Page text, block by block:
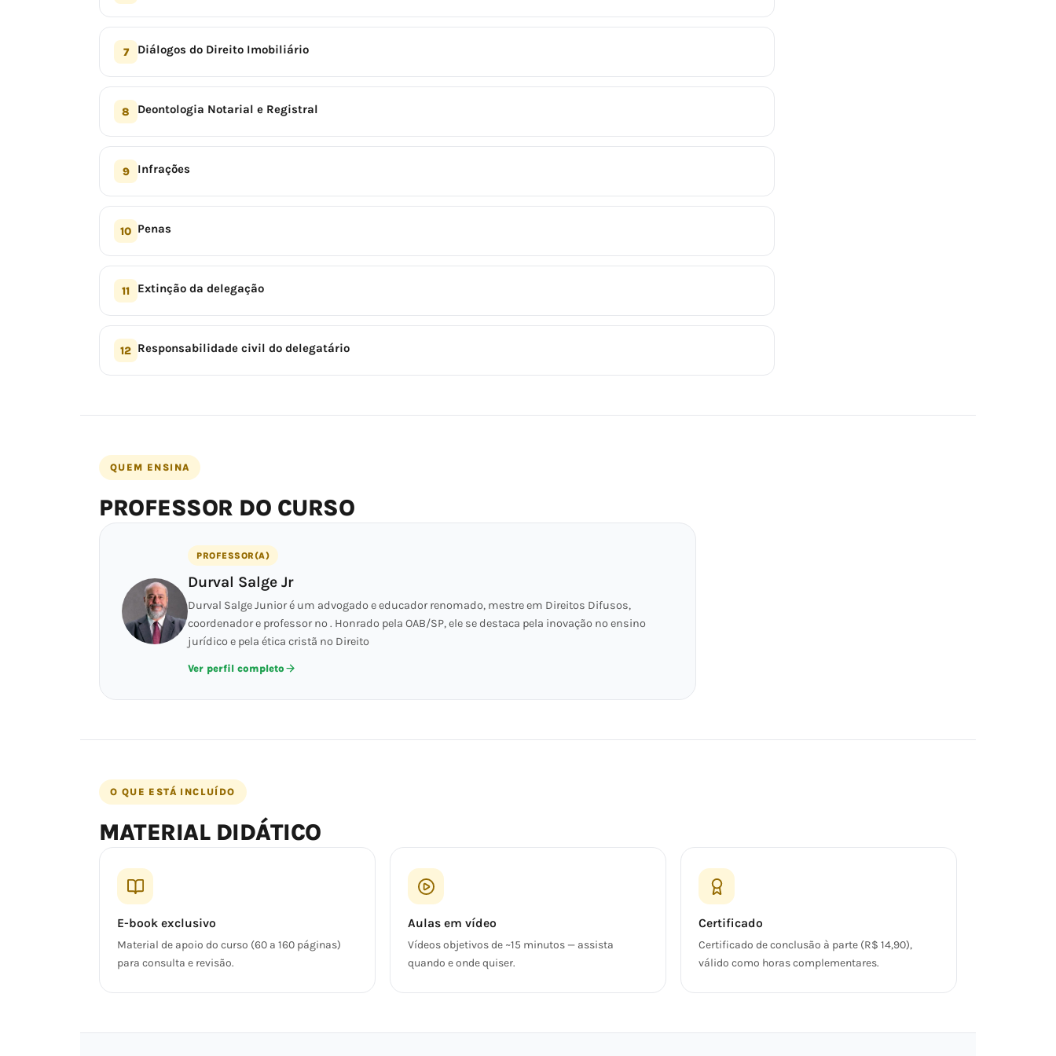
7 Diálogos do Direito Imobiliário
8 Deontologia Notarial e Registral
9 Infrações
10 Penas
11 Extinção da delegação
12 Responsabilidade civil do delegatário
QUEM ENSINA
PROFESSOR DO CURSO
PROFESSOR(A)
Durval Salge Jr
Durval Salge Junior é um advogado e educador renomado, mestre em Direitos Difusos,
coordenador e professor no . Honrado pela OAB/SP, ele se destaca pela inovação no ensino
jurídico e pela ética cristã no Direito
Ver perfil completo
O QUE ESTÁ INCLUÍDO
MATERIAL DIDÁTICO
E-book exclusivo
Material de apoio do curso (60 a 160 páginas)
para consulta e revisão.
Aulas em vídeo
Vídeos objetivos de ~15 minutos — assista
quando e onde quiser.
Certificado
Certificado de conclusão à parte (R$ 14,90),
válido como horas complementares.